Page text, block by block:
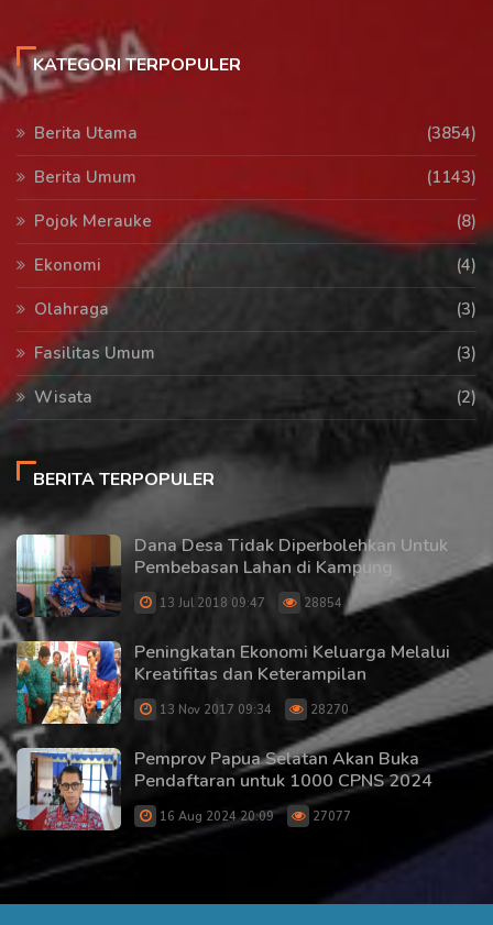
KATEGORI TERPOPULER
Berita Utama
(3854)
Berita Umum
(1143)
Pojok Merauke
(8)
Ekonomi
(4)
Olahraga
(3)
Fasilitas Umum
(3)
Wisata
(2)
BERITA TERPOPULER
Dana Desa Tidak Diperbolehkan Untuk
Pembebasan Lahan di Kampung
13 Jul 2018 09:47 28854
Peningkatan Ekonomi Keluarga Melalui
Kreatifitas dan Keterampilan
13 Nov 2017 09:34 28270
Pemprov Papua Selatan Akan Buka
Pendaftaran untuk 1000 CPNS 2024
16 Aug 2024 20:09 27077